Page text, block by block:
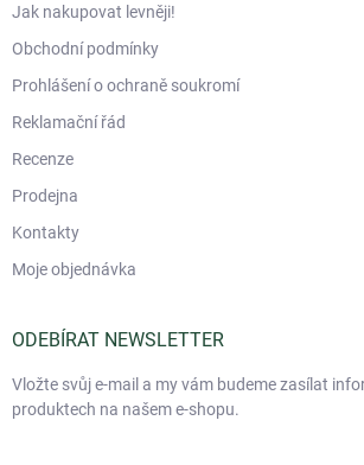
Jak nakupovat levněji!
Obchodní podmínky
Prohlášení o ochraně soukromí
Reklamační řád
Recenze
Prodejna
Kontakty
Moje objednávka
ODEBÍRAT NEWSLETTER
Vložte svůj e-mail a my vám budeme zasílat
produktech na našem e-shopu.